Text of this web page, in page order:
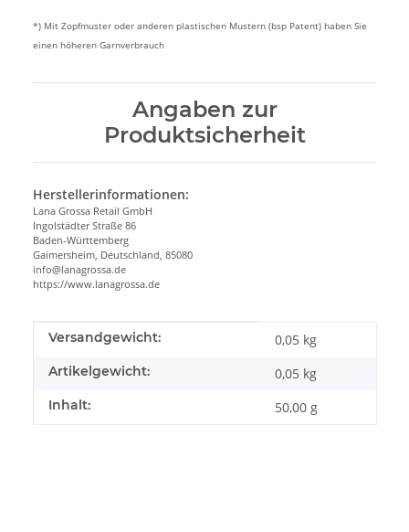
*) Mit Zopfmuster oder anderen plastischen Mustern (bsp Patent) haben Sie
einen höheren Garnverbrauch
Angaben zur
Produktsicherheit
Herstellerinformationen:
Lana Grossa Retail GmbH
Ingolstädter Straße 86
Baden-Württemberg
Gaimersheim, Deutschland, 85080
info@lanagrossa.de
https://www.lanagrossa.de
Produkteigenschaft
Wert
Versandgewicht: 0,05 kg
Artikelgewicht: 0,05 kg
Inhalt: 50,00 g